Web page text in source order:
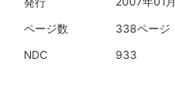
ページ数 338ページ
NDC 933